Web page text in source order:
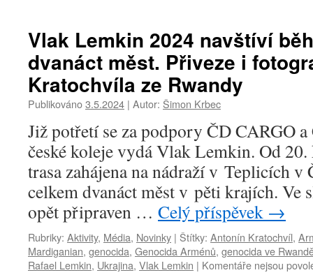
názvem
Vlak
Lemkin
navštívilo
lidí.
Vzdělávací
projekt
k
prevenci
genocidního
násilí
bude
pokračovat
na
podzim
Vlak Lemkin 2024 navštíví
dvanáct měst. Přiveze i
Kratochvíla ze Rwandy
Publikováno3.5.2024 | Autor: Šimon Krbec
Již potřetí se za podpory ČD CARGO
české koleje vydá Vlak Lemkin. Od
trasa zahájena na nádraží v Teplicích v
celkem dvanáct měst v pěti krajích. Ve
opět připraven … Celý příspěvek →
Rubriky: Aktivity, Média, Novinky | Štítky: Antonín Kratochvíl,
Mardiganian, genocida, Genocida Arménů, genocida ve
Rafael Lemkin, Ukrajina, Vlak Lemkin | Komentáře nejsou